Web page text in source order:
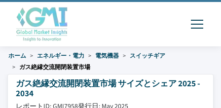
ホーム エネルギー・電力 電気機器
スイッチギア
ガス絶縁交流開閉装置市場
ガス絶縁交流開閉装置市場 サイズとシェア 2025 -
2034
レポートID: GMI7958発行日: May 2025